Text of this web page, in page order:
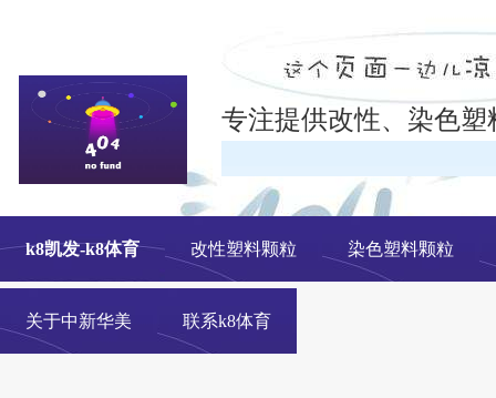
专注提供改性、染色
k8凯发-k8体育 改性塑料颗粒 染色塑料颗粒
关于中新华美 联系k8体育